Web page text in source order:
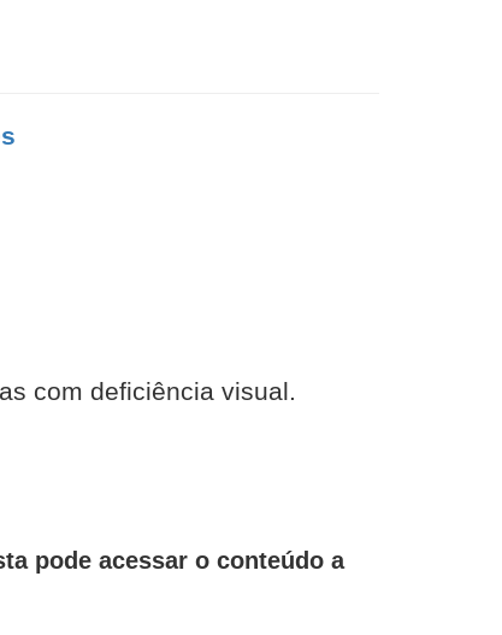
com deficiência visual.
pode acessar o conteúdo a